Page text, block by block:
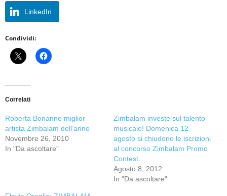
LinkedIn
Condividi:
Correlati
Roberta Bonanno miglior
artista Zimbalam dell’anno
Novembre 26, 2010
In "Da ascoltare"
Zimbalam investe sul talento
musicale! Domenica 12
agosto si chiudono le iscrizioni
al concorso Zimbalam Promo
Contest.
Agosto 8, 2012
In "Da ascoltare"